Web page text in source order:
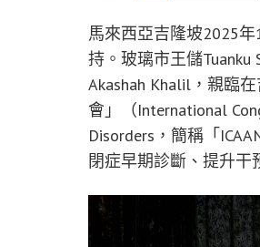
馬來西亞吉隆坡2025年
持。玻璃市王儲Tuanku
Akashah Khalil，親臨
會」（International
Disorders，簡稱「
閉症早期診斷、提升干